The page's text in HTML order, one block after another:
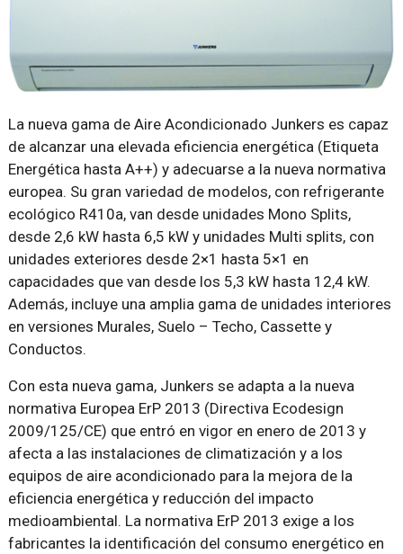
La nueva gama de Aire Acondicionado Junkers es capaz
de alcanzar una elevada eficiencia energética (Etiqueta
Energética hasta A++) y adecuarse a la nueva normativa
europea. Su gran variedad de modelos, con refrigerante
ecológico R410a, van desde unidades Mono Splits,
desde 2,6 kW hasta 6,5 kW y unidades Multi splits, con
unidades exteriores desde 2×1 hasta 5×1 en
capacidades que van desde los 5,3 kW hasta 12,4 kW.
Además, incluye una amplia gama de unidades interiores
en versiones Murales, Suelo – Techo, Cassette y
Conductos.
Con esta nueva gama, Junkers se adapta a la nueva
normativa Europea ErP 2013 (Directiva Ecodesign
2009/125/CE) que entró en vigor en enero de 2013 y
afecta a las instalaciones de climatización y a los
equipos de aire acondicionado para la mejora de la
eficiencia energética y reducción del impacto
medioambiental. La normativa ErP 2013 exige a los
fabricantes la identificación del consumo energético en